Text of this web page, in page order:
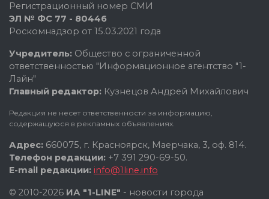
Регистрационный номер СМИ
ЭЛ № ФС 77 - 80446
Роскомнадзор от 15.03.2021 года
Учредитель: Общество с ограниченной
ответственностью "Информационное агентство "1-
Лайн"
Главный редактор: Кузнецов Андрей Михайлович
Редакция не несет ответственности за информацию,
содержащуюся в рекламных объявлениях.
Адрес: 660075, г. Красноярск, Маерчака, 3, оф. 814.
Телефон редакции: +7 391 290-69-50.
E-mail редакции: info@1line.info
© 2010-2026 ИА "1-LINE" - новости города